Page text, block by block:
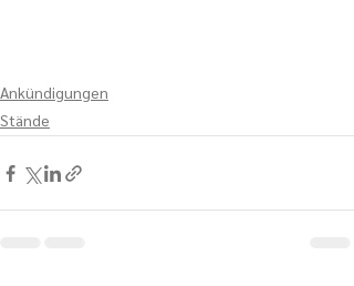
Ankündigungen
Stände